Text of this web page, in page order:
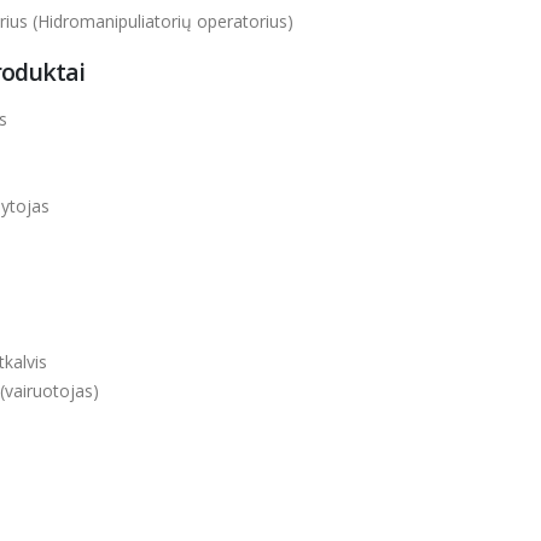
(Hidromanipuliatorių operatorius)